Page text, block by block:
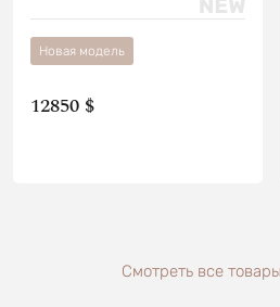
Новая модель
12850 $
Смотреть все